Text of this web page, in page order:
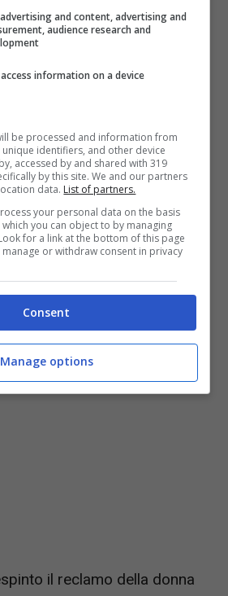
degli orrori contiene
come fantasmi, maghi,
Chi vi entra ha ildesiderio
la paura si trasforma
e in angoscia
la richiesta di
agito così una donna contro
dopo essere entrata nella
scappando da un
quandoè scivolata e
fisiche.
il reclamo della donna
and content, advertising and
audience research and
information on a device
be processed and information from
identifiers, and other device
accessed by and shared with 319
by this site. We and our partners
data. List of partners.
your personal data on the basis
you can object to by managing
for a link at the bottom of this page
or withdraw consent in privacy
Consent
Manage options